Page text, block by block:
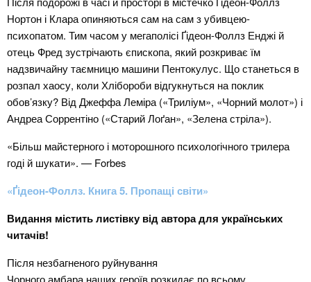
Нортон і Клара опиняються сам на сам з убивцею-
психопатом. Тим часом у мегаполісі Ґідеон-Фоллз Енджі й
отець Фред зустрічають єпископа, який розкриває їм
надзвичайну таємницю машини Пентокулус. Що станеться в
розпал хаосу, коли Хлібо­роби відгукнуться на поклик
обов’язку? Від Джеффа Леміра («Триліум», «Чорний молот») і
Андреа Соррентіно («Старий Лоґан», «Зелена стріла»).
«Більш майстерного і моторошного психологічного трилера
годі й шукати». — Forbes
«Ґідеон-Фоллз. Книга 5. Пропащі світи»
Видання містить листівку від автора для українських
читачів!
Після незбагненого руйнування
Чорного амбара наших героїв розкидає по всьому